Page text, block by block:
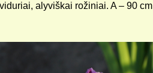
alyviškai rožiniai. A – 90 cm